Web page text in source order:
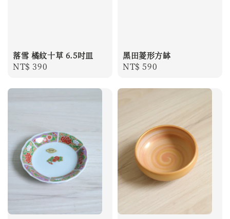
落雪 橘紋十草 6.5吋皿
Regular
NT$ 390
黑田菱形方缽
Regular
NT$ 590